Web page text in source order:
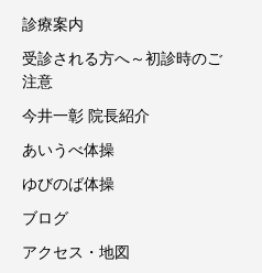
診療案内
受診される方へ～初診時のご
注意
今井一彰 院長紹介
あいうべ体操
ゆびのば体操
ブログ
アクセス・地図